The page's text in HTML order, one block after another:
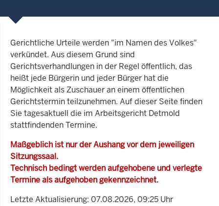
Gerichtliche Urteile werden "im Namen des Volkes"
verkündet. Aus diesem Grund sind
Gerichtsverhandlungen in der Regel öffentlich, das
heißt jede Bürgerin und jeder Bürger hat die
Möglichkeit als Zuschauer an einem öffentlichen
Gerichtstermin teilzunehmen. Auf dieser Seite finden
Sie tagesaktuell die im Arbeitsgericht Detmold
stattfindenden Termine.
Maßgeblich ist nur der Aushang vor dem jeweiligen
Sitzungssaal.
Technisch bedingt werden aufgehobene und verlegte
Termine als aufgehoben gekennzeichnet.
Letzte Aktualisierung: 07.08.2026, 09:25 Uhr